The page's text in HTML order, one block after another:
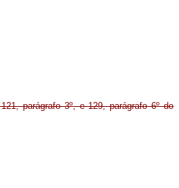
parágrafo 3º, e 129, parágrafo 6º do